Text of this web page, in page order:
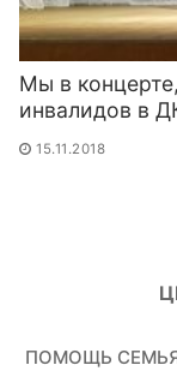
Мы в
инвалидов в
15.11.2018
ПОМОЩЬ